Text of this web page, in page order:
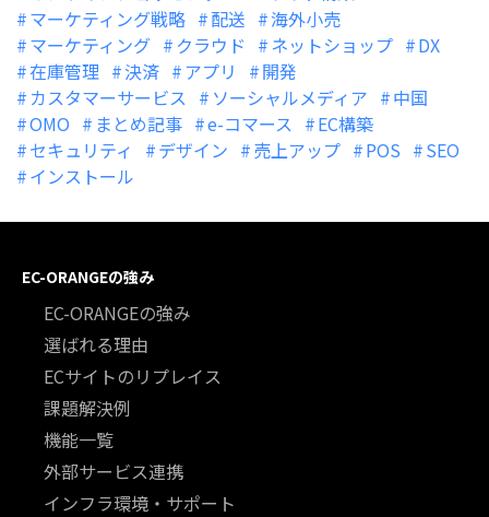
マーケティング戦略
配送
海外小売
マーケティング
クラウド ネットショップ
DX
在庫管理
決済 アプリ
開発
カスタマーサービス
ソーシャルメディア
中国
OMO
まとめ記事 e-コマース
EC構築
セキュリティ
デザイン 売上アップ POS
SEO
インストール
EC-ORANGEの強み
EC-ORANGEの強み
選ばれる理由
ECサイトのリプレイス
課題解決例
機能一覧
外部サービス連携
インフラ環境・サポート